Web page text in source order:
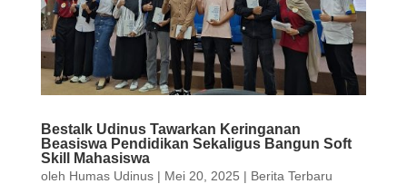
Bestalk Udinus Tawarkan Keringanan
Beasiswa Pendidikan Sekaligus Bangun Soft
Skill Mahasiswa
oleh Humas Udinus| Mei 20, 2025 | Berita Terbaru